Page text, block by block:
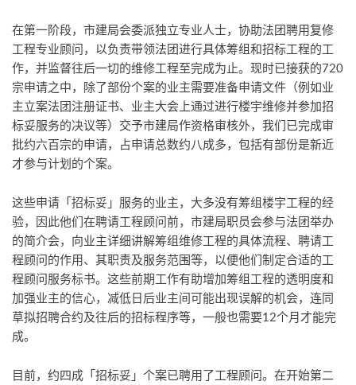
在第一阶段，市建局会委派独立专业人士，协助法团聘用复修
工程专业顾问，以负责带领法团进行具体筹组和招标工程的工
作，并监督往后一切的维修工程至完成为止。现时已接获的720
宗申请之中，除了部份个案的业主需要准备申请文件（例如业
主立案法团注册证书、业主大会上通过进行楼宇维修并参加招
标妥服务的决议等）交予市建局作资格审核外，我们已完成审
批约六百宗的申请，占申请总数约八成多，包括有部份是新近
才参与计划的个案。
这些申请「招标妥」服务的业主，大多没有筹组楼宇工程的经
验，因此他们在聘请工程顾问前，市建局职员会参与法团举办
的简介会，向业主详细讲解筹组维修工程的具体流程、聘请工
程顾问的作用、其职责及服务范围等，以便他们制定合适的工
程顾问服务标书。这些前期工作有助增加筹组工程的透明度和
加强业主的信心，减低日后业主间可能出现误解的机会，连同
草拟招聘合约及往后的招标程序等，一般也需要12个月才能完
成。
目前，约四成「招标妥」个案已聘用了工程顾问。在开始第二